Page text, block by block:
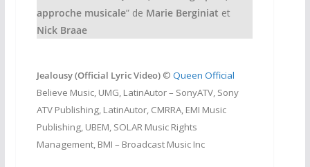
approche musicale” de Marie Berginiat et
Nick Braae
Jealousy (Official Lyric Video)© Queen Official
Believe Music, UMG, LatinAutor – SonyATV, Sony
ATV Publishing, LatinAutor, CMRRA, EMI Music
Publishing, UBEM, SOLAR Music Rights
Management, BMI – Broadcast Music Inc